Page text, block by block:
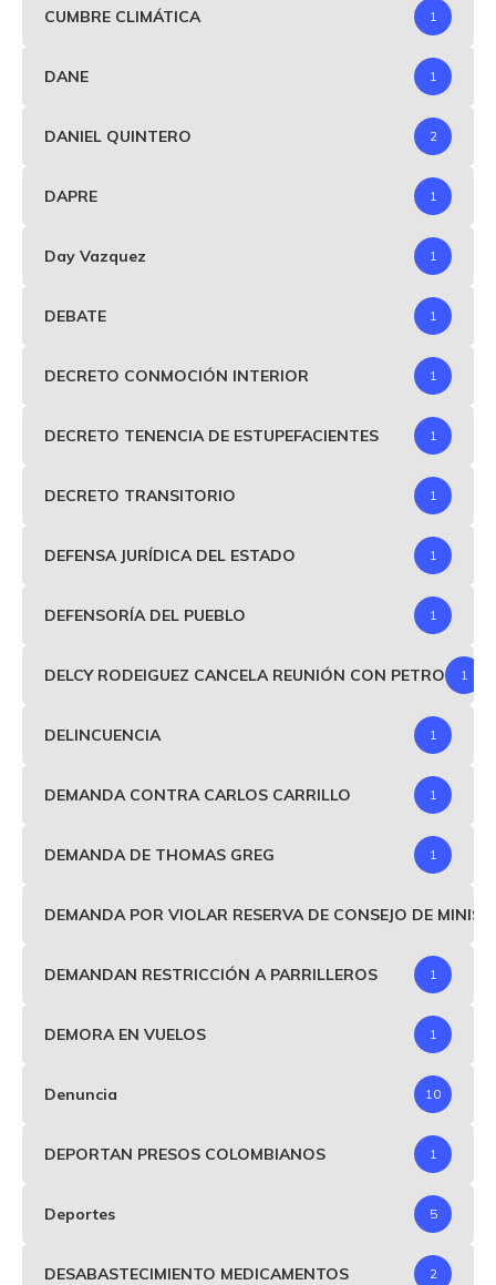
CUMBRE CLIMÁTICA 1
DANE 1
DANIEL QUINTERO 2
DAPRE 1
Day Vazquez 1
DEBATE 1
DECRETO CONMOCIÓN INTERIOR 1
DECRETO TENENCIA DE ESTUPEFACIENTES 1
DECRETO TRANSITORIO 1
DEFENSA JURÍDICA DEL ESTADO 1
DEFENSORÍA DEL PUEBLO 1
DELCY RODEIGUEZ CANCELA REUNIÓN CON PETRO 1
DELINCUENCIA 1
DEMANDA CONTRA CARLOS CARRILLO 1
DEMANDA DE THOMAS GREG 1
DEMANDA POR VIOLAR RESERVA DE CONSEJO DE
DEMANDAN RESTRICCIÓN A PARRILLEROS 1
DEMORA EN VUELOS 1
Denuncia 10
DEPORTAN PRESOS COLOMBIANOS 1
Deportes 5
DESABASTECIMIENTO MEDICAMENTOS 2